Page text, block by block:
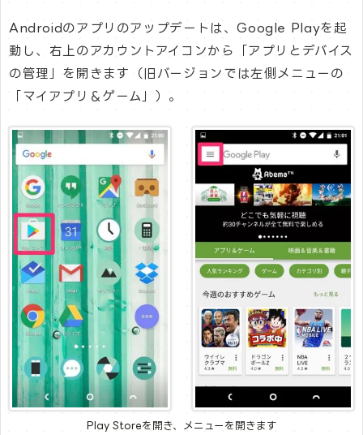
Androidのアプリのアップデートは、Google Playを起
動し、右上のアカウントアイコンから「アプリとデバイス
の管理」を開きます（旧バージョンでは左側メニューの
「マイアプリ＆ゲーム」）。
Play Storeを開き、メニューを開きます